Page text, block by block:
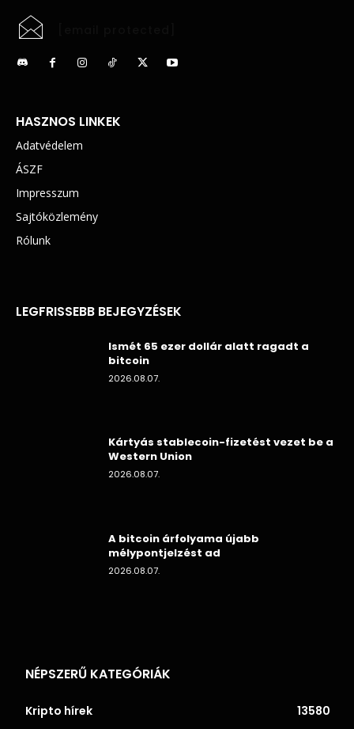
HASZNOS LINKEK
Adatvédelem
ÁSZF
Impresszum
Sajtóközlemény
Rólunk
LEGFRISSEBB BEJEGYZÉSEK
Ismét 65 ezer dollár alatt ragadt a
bitcoin
2026.08.07.
Kártyás stablecoin-fizetést vezet be a
Western Union
2026.08.07.
A bitcoin árfolyama újabb
mélypontjelzést ad
2026.08.07.
NÉPSZERŰ KATEGÓRIÁK
Kripto hírek 13580